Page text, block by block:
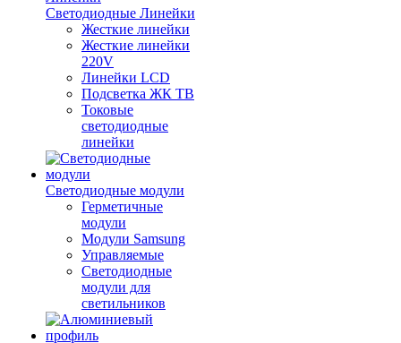
Светодиодные Линейки
Жесткие линейки
Жесткие линейки
220V
Линейки LCD
Подсветка ЖК ТВ
Токовые
светодиодные
линейки
Светодиодные модули
Герметичные
модули
Модули Samsung
Управляемые
Светодиодные
модули для
светильников